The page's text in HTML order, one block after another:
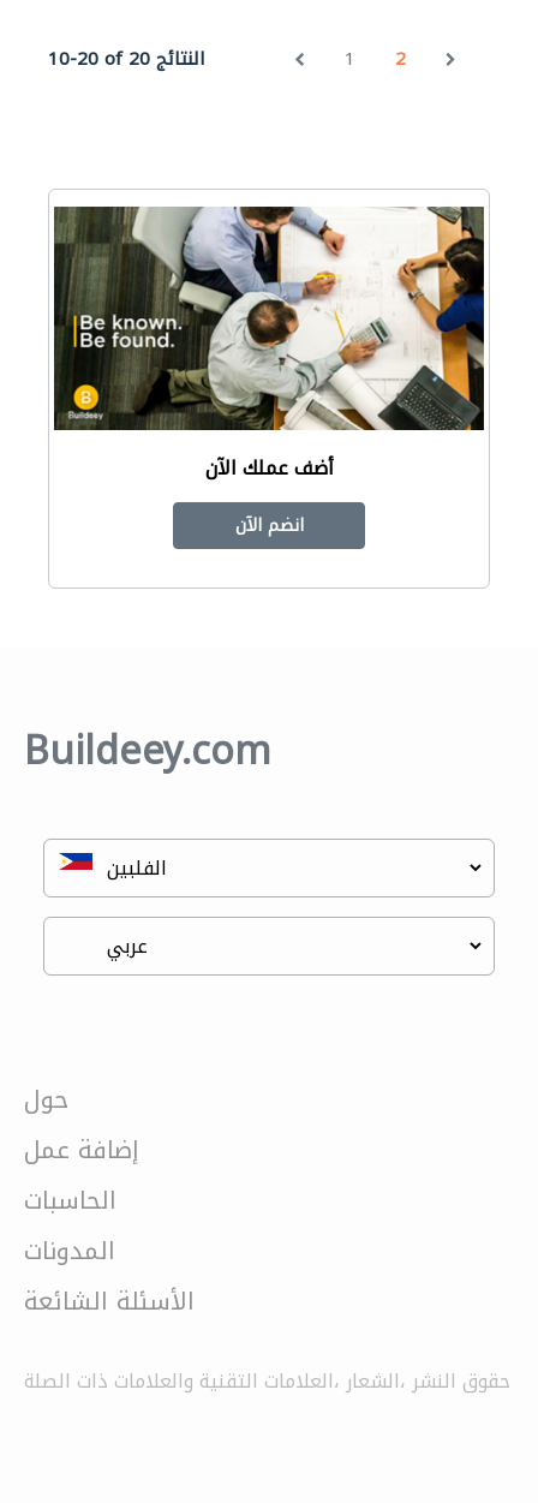
10-20 of 20 النتائج 1 2
أضف عملك الآن
انضم الآن
Buildeey.com
حول
إضافة عمل
الحاسبات
المدونات
الأسئلة الشائعة
حقوق النشر ،الشعار ،العلامات التقنية والعلامات ذات الصلة